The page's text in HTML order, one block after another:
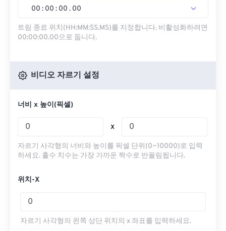
00 : 00 : 00 . 00
트림 종료 위치(HH:MM:SS.MS)를 지정합니다. 비활성화하려면
00:00:00.00으로 둡니다.
비디오 자르기 설정
너비 x 높이(픽셀)
x
자르기 사각형의 너비와 높이를 픽셀 단위(0~10000)로 입력
하세요. 홀수 치수는 가장 가까운 짝수로 반올림됩니다.
위치-X
자르기 사각형의 왼쪽 상단 위치의 x 좌표를 입력하세요.